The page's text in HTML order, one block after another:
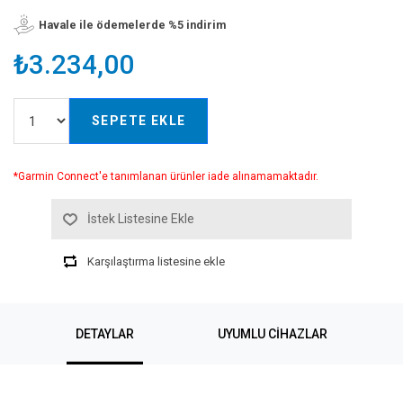
Havale ile ödemelerde %5 indirim
₺3.234,00
SEPETE EKLE
*Garmin Connect'e tanımlanan ürünler iade alınamamaktadır.
İstek Listesine Ekle
Karşılaştırma listesine ekle
DETAYLAR UYUMLU CIHAZLAR